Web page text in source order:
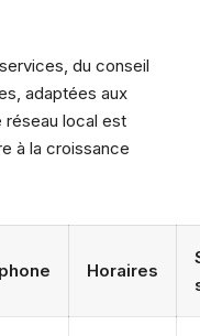
du conseil
adaptées aux
réseau local est
à la croissance
Horaires